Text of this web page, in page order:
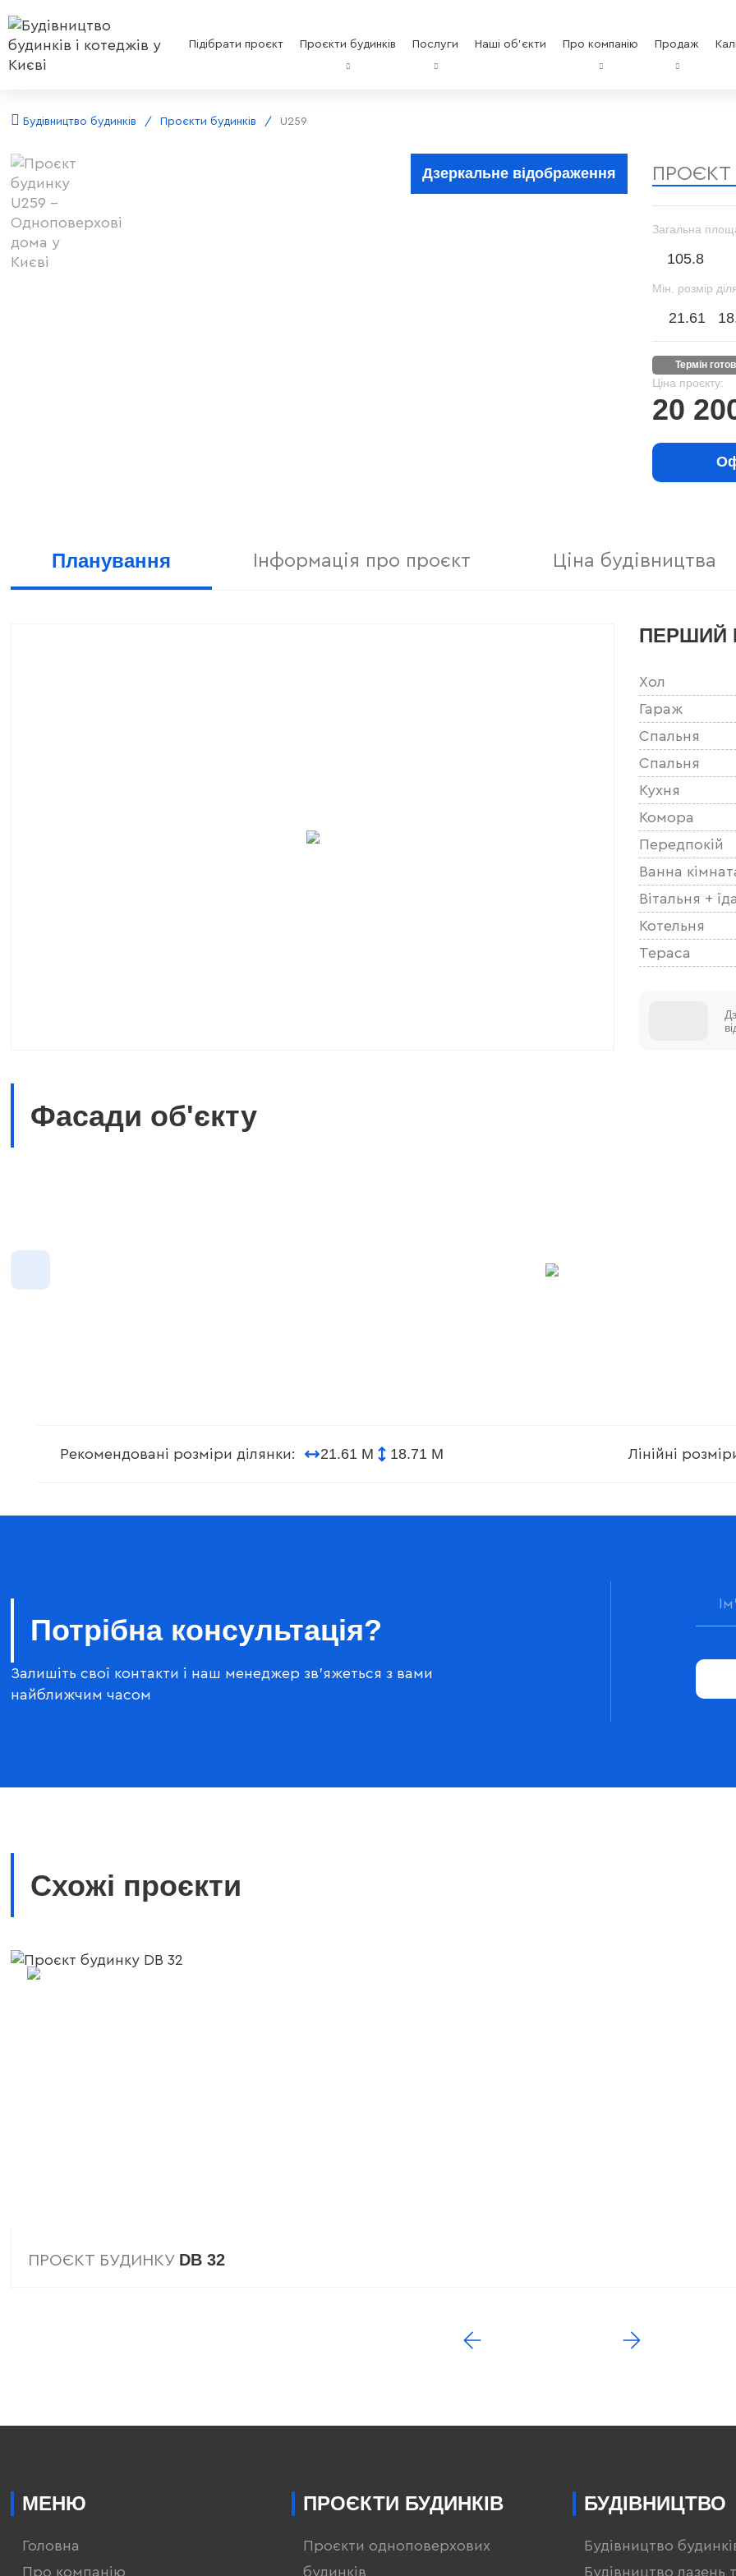
Підібрати проєкт Проєкти будинків Послуги Наші об'єкти Про компанію Продаж
Будівництво будинків Проєкти будинків U259
Дзеркальне відображення
Загальна
105.8
Мін. розмір
21.61
термін
Ціна проєкту:
20
Планування Інформація про проєкт Ціна будівництва
ПЕРШИЙ
Хол
Гараж
Спальня
Спальня
Кухня
Комора
Передпокій
Ванна
Вітальня +
Котельня
Тераса
Фасади об'єкту
Рекомендовані розміри ділянки: 21.61 М 18.71 М Лінійні
Потрібна консультація?
Залишіть свої контакти і наш менеджер зв'яжеться з вами
найближчим часом
Схожі проєкти
ПРОЄКТ БУДИНКУ DB 32
МЕНЮ
Головна
Про компанію
ПРОЄКТИ БУДИНКІВ
Проєкти одноповерхових
будинків
БУДІВНИЦТВО
Будівництво
Будівництво лазень